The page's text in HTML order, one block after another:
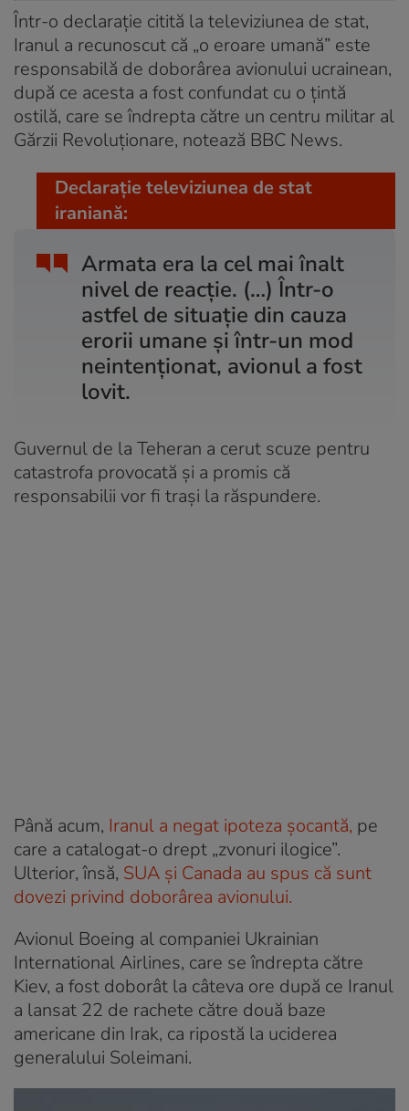
Într-o declarație citită la televiziunea de stat,
Iranul a recunoscut că „o eroare umană” este
responsabilă de doborârea avionului ucrainean,
după ce acesta a fost confundat cu o țintă
ostilă, care se îndrepta către un centru militar al
Gărzii Revoluționare, notează BBC News.
Armata era la cel mai înalt
nivel de reacție. (…) Într-o
astfel de situație din cauza
erorii umane și într-un mod
neintenționat, avionul a fost
lovit.
Declarație televiziunea de stat
iraniană:
Guvernul de la Teheran a cerut scuze pentru
catastrofa provocată și a promis că
responsabilii vor fi trași la răspundere.
Până acum, Iranul a negat ipoteza șocantă, pe
care a catalogat-o drept „zvonuri ilogice”.
Ulterior, însă, SUA și Canada au spus că sunt
dovezi privind doborârea avionului.
Avionul Boeing al companiei Ukrainian
International Airlines, care se îndrepta către
Kiev, a fost doborât la câteva ore după ce Iranul
a lansat 22 de rachete către două baze
americane din Irak, ca ripostă la uciderea
generalului Soleimani.